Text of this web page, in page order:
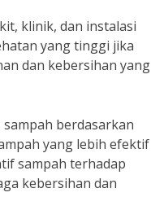
klinik, dan instalasi
yang tinggi jika
dan kebersihan yang
berdasarkan
yang lebih efektif
sampah terhadap
kebersihan dan